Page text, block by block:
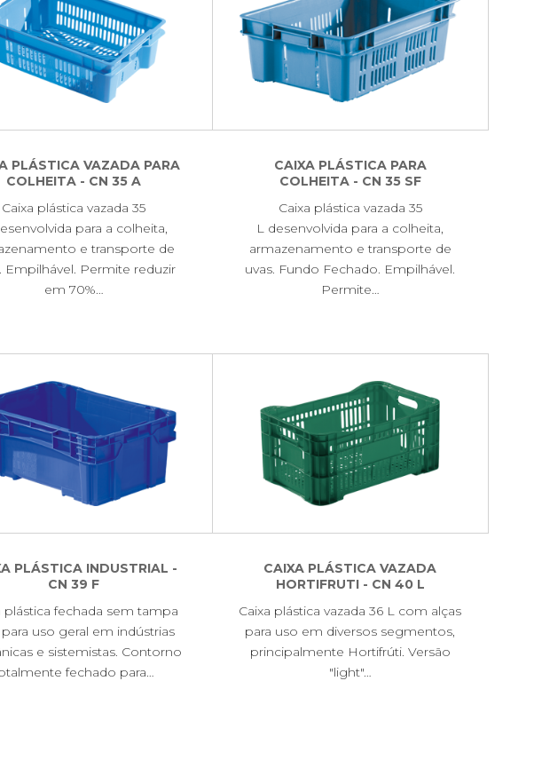
PLÁSTICA VAZADA PARA
COLHEITA - CN 35 A
Caixa plástica vazada 35
para a colheita,
e transporte de
Empilhável. Permite reduzir
em 70%…
CAIXA PLÁSTICA PARA
COLHEITA - CN 35 SF
Caixa plástica vazada 35
L desenvolvida para a colheita,
armazenamento e transporte de
uvas. Fundo Fechado. Empilhável.
Permite…
PLÁSTICA INDUSTRIAL -
CN 39 F
plástica fechada sem tampa
uso geral em indústrias
e sistemistas. Contorno
fechado para…
CAIXA PLÁSTICA VAZADA
HORTIFRUTI - CN 40 L
Caixa plástica vazada 36 L com alças
para uso em diversos segmentos,
principalmente Hortifrúti. Versão
"light"…